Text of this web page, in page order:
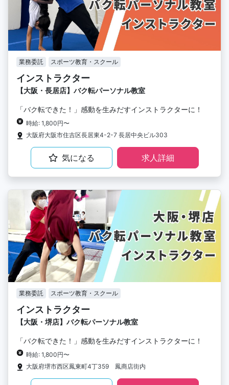
業務委託 スポーツ教育・スクール
インストラクター
【大阪・長居店】バク転パーソナル教室
「バク転できた！」感動を生みだすインストラクターに！
時給: 1,800円〜
大阪府大阪市住吉区長居東4-2-7 長居中央ビル303
気になる 求人詳細
業務委託 スポーツ教育・スクール
インストラクター
【大阪・堺店】バク転パーソナル教室
「バク転できた！」感動を生みだすインストラクターに！
時給: 1,800円〜
大阪府堺市西区鳳東町4丁359 鳳商店街内